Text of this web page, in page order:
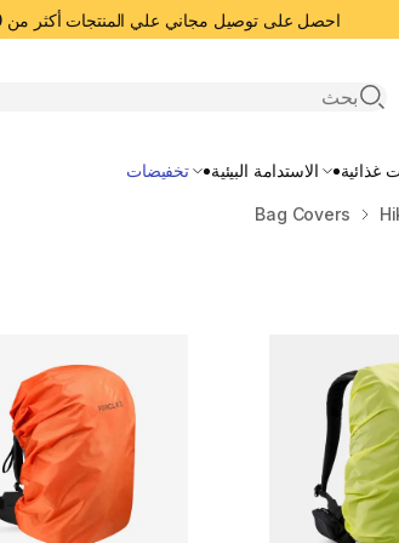
احصل على توصيل مجاني علي المنتجات أكثر من 2000 جنيه، لفترة محدودة 🔥
Open search
غذائية الاستدامة البيئية تخفيضات
Bag Covers